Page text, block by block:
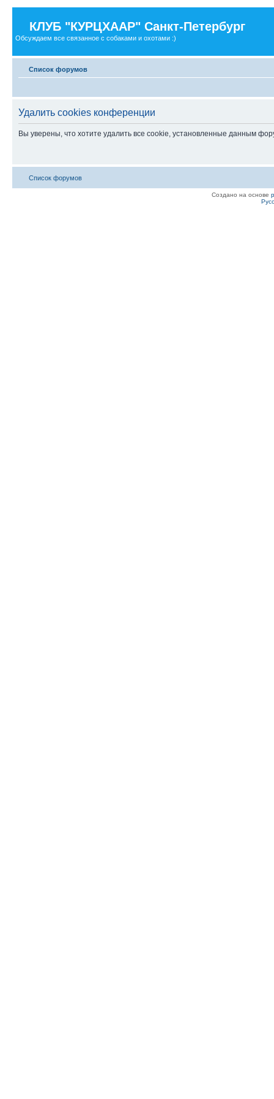
КЛУБ "КУРЦХААР" Санкт-Петербург
Обсуждаем все связанное с собаками и охотами :)
Список форумов
Удалить cookies конференции
Вы уверены, что хотите удалить все cookie, установленные данным
Список форумов
Создано на основе